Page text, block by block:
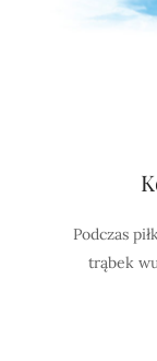
Podczas
trąbek